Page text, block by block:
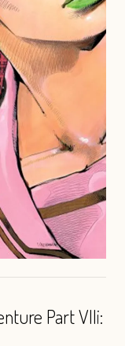
Part VIIi: